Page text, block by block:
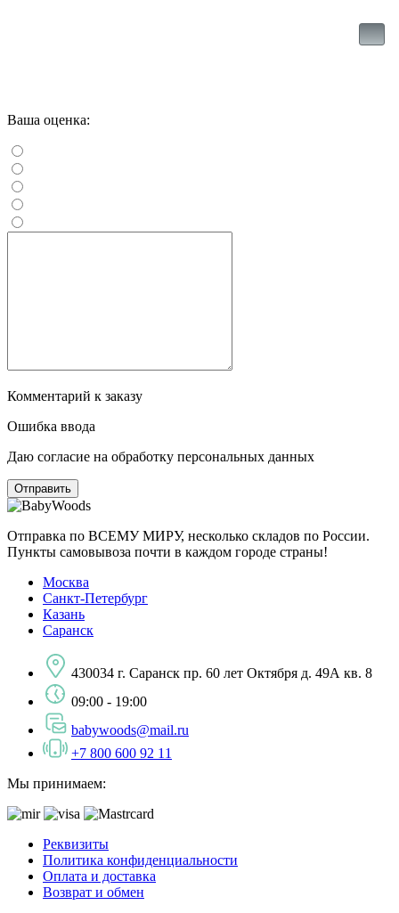
Ваша оценка:
Комментарий к заказу
Ошибка ввода
Даю согласие на обработку персональных данных
Отправка по ВСЕМУ МИРУ, несколько складов по России.
Пункты самовывоза почти в каждом городе страны!
Москва
Санкт-Петербург
Казань
Саранск
430034 г. Саранск пр. 60 лет Октября д. 49А кв. 8
09:00 - 19:00
babywoods@mail.ru
+7 800 600 92 11
Мы принимаем:
Реквизиты
Политика конфиденциальности
Оплата и доставка
Возврат и обмен